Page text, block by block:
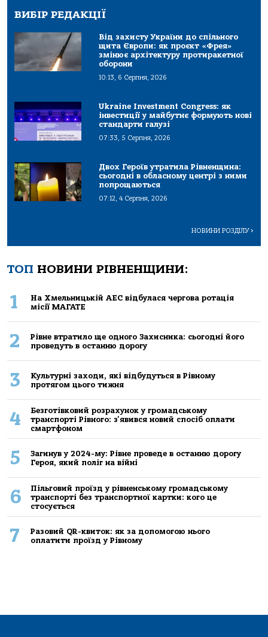
ВИБІР РЕДАКЦІЇ
Від захисту України до спільного
щита Європи: як проєкт «Фрея»
змінює архітектуру протиракетної
оборони
10:13, 6 Серпня, 2026
Ukraine Investment Congress: як
інвестиції у майбутнє формують нові
стандарти галузі
07:33, 5 Серпня, 2026
Двох Героїв утратила Рівненщина:
сьогодні в обласному центрі з ними
попрощаються
07:12, 4 Серпня, 2026
НОВИНИ РОЗДІЛУ>
ТОП НОВИНИ РІВНЕНЩИНИ:
1
На Хмельницькій АЕС відбулася чергова ротація
місії МАГАТЕ
2
Рівне втратило ще одного Захисника: сьогодні його
проведуть в останню дорогу
3
Культурні заходи, які відбудуться в Рівному
протягом цього тижня
4
Безготівковий розрахунок у громадському
транспорті Рівного: з'явився новий спосіб оплати
смартфоном
5
Загинув у 2024-му: Рівне проведе в останню дорогу
Героя, який поліг на війні
6
Пільговий проїзд у рівненському громадському
транспорті без транспортної картки: кого це
стосується
7
Разовий QR-квиток: як за допомогою нього
оплатити проїзд у Рівному